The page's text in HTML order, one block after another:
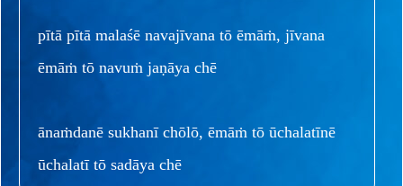
pītā pītā malaśē navajīvana tō ēmāṁ, jīvana
ēmāṁ tō navuṁ jaṇāya chē
ānaṁdanē sukhanī chōlō, ēmāṁ tō ūchalatīnē
ūchalatī tō sadāya chē